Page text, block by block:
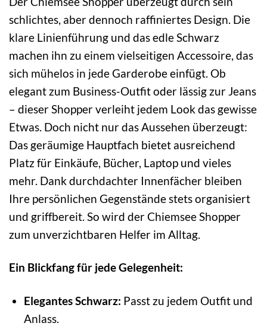
schlichtes, aber dennoch raffiniertes Design. Die
klare Linienführung und das edle Schwarz
machen ihn zu einem vielseitigen Accessoire, das
sich mühelos in jede Garderobe einfügt. Ob
elegant zum Business-Outfit oder lässig zur Jeans
– dieser Shopper verleiht jedem Look das gewisse
Etwas. Doch nicht nur das Aussehen überzeugt:
Das geräumige Hauptfach bietet ausreichend
Platz für Einkäufe, Bücher, Laptop und vieles
mehr. Dank durchdachter Innenfächer bleiben
Ihre persönlichen Gegenstände stets organisiert
und griffbereit. So wird der Chiemsee Shopper
zum unverzichtbaren Helfer im Alltag.
Ein Blickfang für jede Gelegenheit:
Elegantes Schwarz: Passt zu jedem Outfit und
Anlass.